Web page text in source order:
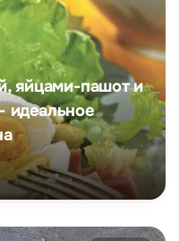
яйцами-пашот и
идеальное